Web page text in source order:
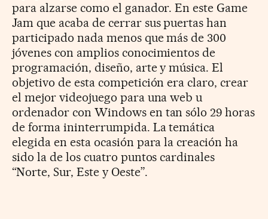
para alzarse como el ganador. En este Game
Jam que acaba de cerrar sus puertas han
participado nada menos que más de 300
jóvenes con amplios conocimientos de
programación, diseño, arte y música. El
objetivo de esta competición era claro, crear
el mejor videojuego para una web u
ordenador con Windows en tan sólo 29 horas
de forma ininterrumpida. La temática
elegida en esta ocasión para la creación ha
sido la de los cuatro puntos cardinales
“Norte, Sur, Este y Oeste”.